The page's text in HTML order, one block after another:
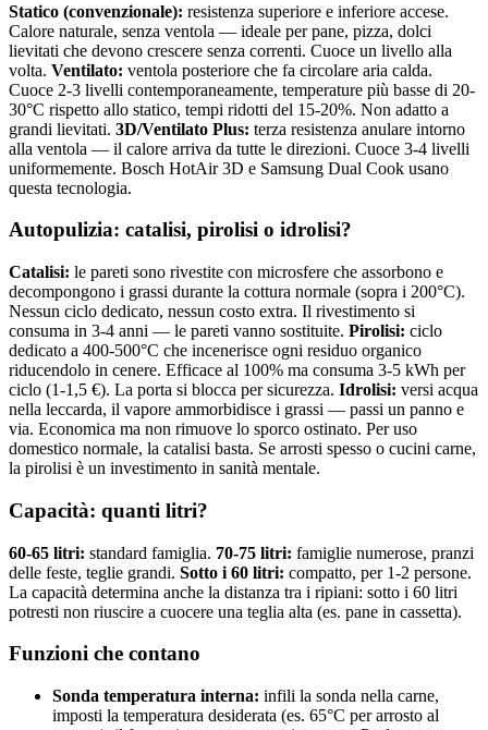
Statico (convenzionale): resistenza superiore e inferiore accese.
Calore naturale, senza ventola — ideale per pane, pizza, dolci
lievitati che devono crescere senza correnti. Cuoce un livello alla
volta. Ventilato: ventola posteriore che fa circolare aria calda.
Cuoce 2-3 livelli contemporaneamente, temperature più basse di 20-
30°C rispetto allo statico, tempi ridotti del 15-20%. Non adatto a
grandi lievitati. 3D/Ventilato Plus: terza resistenza anulare intorno
alla ventola — il calore arriva da tutte le direzioni. Cuoce 3-4 livelli
uniformemente. Bosch HotAir 3D e Samsung Dual Cook usano
questa tecnologia.
Autopulizia: catalisi, pirolisi o idrolisi?
Catalisi: le pareti sono rivestite con microsfere che assorbono e
decompongono i grassi durante la cottura normale (sopra i 200°C).
Nessun ciclo dedicato, nessun costo extra. Il rivestimento si
consuma in 3-4 anni — le pareti vanno sostituite. Pirolisi: ciclo
dedicato a 400-500°C che incenerisce ogni residuo organico
riducendolo in cenere. Efficace al 100% ma consuma 3-5 kWh per
ciclo (1-1,5 €). La porta si blocca per sicurezza. Idrolisi: versi acqua
nella leccarda, il vapore ammorbidisce i grassi — passi un panno e
via. Economica ma non rimuove lo sporco ostinato. Per uso
domestico normale, la catalisi basta. Se arrosti spesso o cucini carne,
la pirolisi è un investimento in sanità mentale.
Capacità: quanti litri?
60-65 litri: standard famiglia. 70-75 litri: famiglie numerose, pranzi
delle feste, teglie grandi. Sotto i 60 litri: compatto, per 1-2 persone.
La capacità determina anche la distanza tra i ripiani: sotto i 60 litri
potresti non riuscire a cuocere una teglia alta (es. pane in cassetta).
Funzioni che contano
Sonda temperatura interna: infili la sonda nella carne,
imposti la temperatura desiderata (es. 65°C per arrosto al